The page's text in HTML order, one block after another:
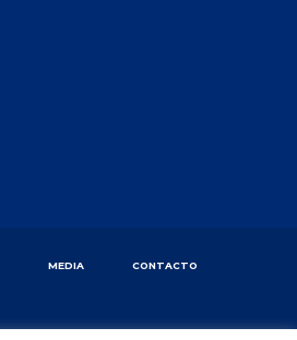
MEDIA CONTACTO